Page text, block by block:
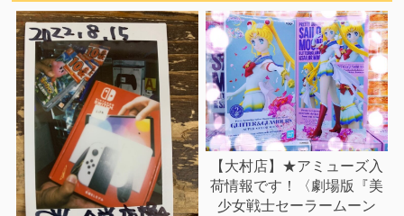
【大村店】★アミューズ入
荷情報です！〈劇場版『美
少女戦士セーラームーン